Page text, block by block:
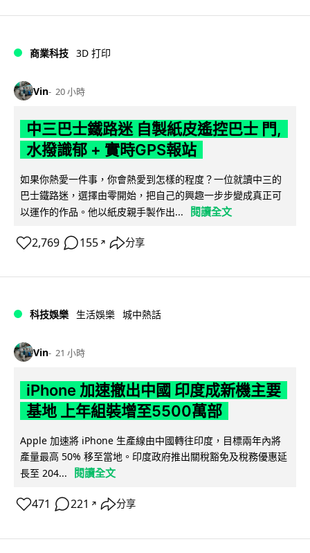
商業科技 3D 打印
Vin 20 小時
中三巴士鐵路迷 自製紙皮遙控巴士 門,
水撥識郁 + 實時GPS報站
如果你熱愛一件事，你會熱愛到怎樣的程度？一位就讀中三的
巴士鐵路迷，選擇由零開始，把自己的興趣一步步變成真正可
以運作的作品。他以紙皮親手製作出...
閱讀全文
2,769 155 ↗ 分享
科技娛樂 生活娛樂 城中熱話
Vin 21 小時
iPhone 加速撤出中國 印度成新機主要
基地 上年組裝增至5500萬部
Apple 加速將 iPhone 生產線由中國轉往印度，目標兩年內將
產量最高 50% 移至當地。印度政府推出關稅豁免及稅務優惠延
長至 204...
閱讀全文
471 221 ↗ 分享